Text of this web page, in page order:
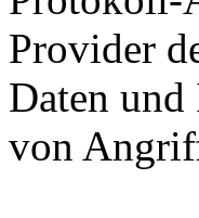
Provider
Daten
von